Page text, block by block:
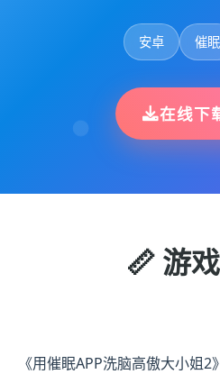
安卓 催眠
在线下
📏 游
《用催眠APP洗脑高傲大小姐